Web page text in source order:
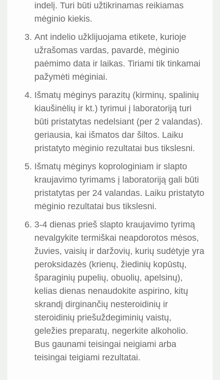
indelį. Turi būti užtikrinamas reikiamas
mėginio kiekis.
Ant indelio užklijuojama etikete, kurioje
užrašomas vardas, pavardė, mėginio
paėmimo data ir laikas. Tiriami tik tinkamai
pažymėti mėginiai.
Išmatų mėginys parazitų (kirminų, spalinių
kiaušinėlių ir kt.) tyrimui į laboratoriją turi
būti pristatytas nedelsiant (per 2 valandas).
geriausia, kai išmatos dar šiltos. Laiku
pristatyto mėginio rezultatai bus tikslesni.
Išmatų mėginys koprologiniam ir slapto
kraujavimo tyrimams į laboratoriją gali būti
pristatytas per 24 valandas. Laiku pristatyto
mėginio rezultatai bus tikslesni.
3-4 dienas prieš slapto kraujavimo tyrimą
nevalgykite termiškai neapdorotos mėsos,
žuvies, vaisių ir daržovių, kurių sudėtyje yra
peroksidazės (krienų, žiedinių kopūstų,
šparaginių pupelių, obuolių, apelsinų),
kelias dienas nenaudokite aspirino, kitų
skrandį dirginančių nesteroidinių ir
steroidinių priešuždegiminių vaistų,
geležies preparatų, negerkite alkoholio.
Bus gaunami teisingai neigiami arba
teisingai teigiami rezultatai.